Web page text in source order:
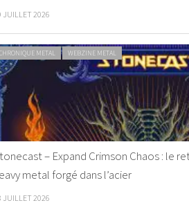
JUILLET 2026
METAL WEBZINE METAL
– Expand Crimson Chaos : le
metal forgé dans l’acier
JUILLET 2026